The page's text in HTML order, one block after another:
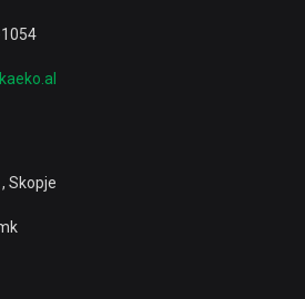
Skopje